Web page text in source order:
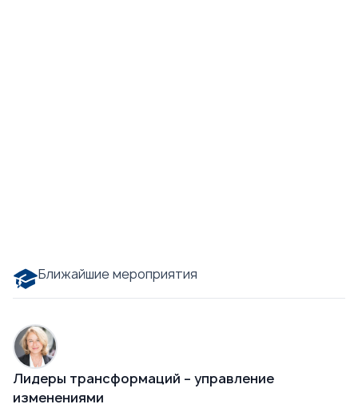
Ближайшие мероприятия
Лидеры трансформаций – управление
изменениями